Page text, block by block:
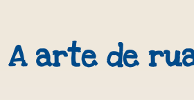
A arte de